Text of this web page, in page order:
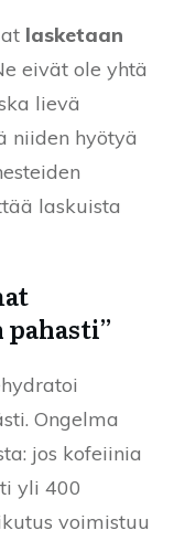
lasketaan
eivät ole yhtä
lievä
niiden hyötyä
laskuista
Ongelma
jos kofeiinia
yli 400
voimistuu